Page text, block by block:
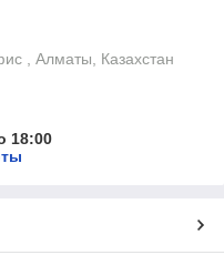
, Алматы, Казахстан
18:00